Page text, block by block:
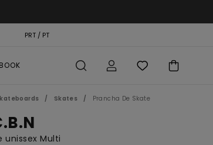
PRT / PT
Skates Prancha De Skate
unissex Multi